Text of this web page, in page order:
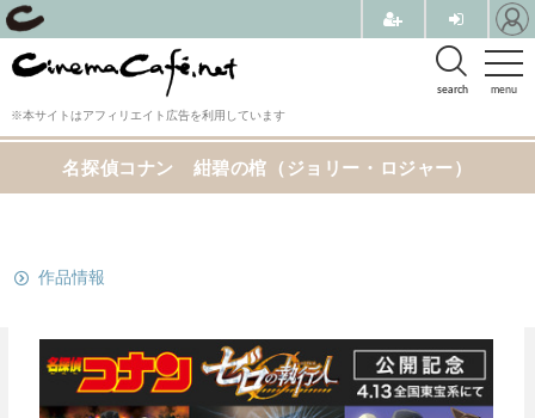
menu
search
※本サイトはアフィリエイト広告を利用しています
名探偵コナン 紺碧の棺（ジョリー・ロジャー）
作品情報